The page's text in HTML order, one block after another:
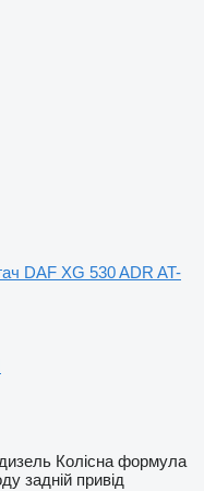
DAF XG 530 ADR AT-
дизель Колісна формула
задній привід